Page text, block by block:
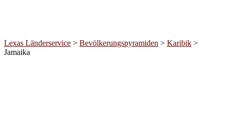
Lexas Länderservice > Bevölkerungspyramiden > Karibik >
Jamaika